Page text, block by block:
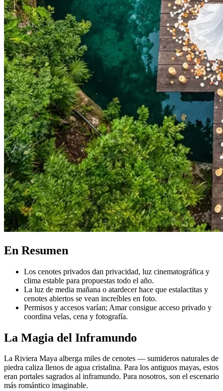
En Resumen
Los cenotes privados dan privacidad, luz cinematográfica y
clima estable para propuestas todo el año.
La luz de media mañana o atardecer hace que estalactitas y
cenotes abiertos se vean increíbles en foto.
Permisos y accesos varían; Amar consigue acceso privado y
coordina velas, cena y fotografía.
La Magia del Inframundo
La Riviera Maya alberga miles de cenotes — sumideros naturales de
piedra caliza llenos de agua cristalina. Para los antiguos mayas, estos
eran portales sagrados al inframundo. Para nosotros, son el escenario
más romántico imaginable.